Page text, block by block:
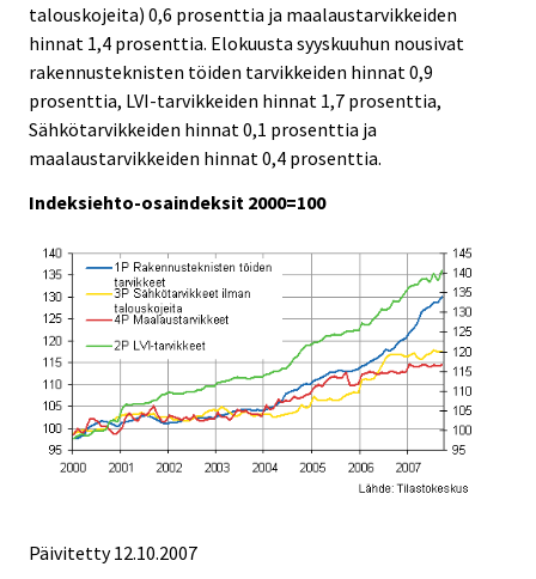
talouskojeita) 0,6 prosenttia ja maalaustarvikkeiden
hinnat 1,4 prosenttia. Elokuusta syyskuuhun nousivat
rakennusteknisten töiden tarvikkeiden hinnat 0,9
prosenttia, LVI-tarvikkeiden hinnat 1,7 prosenttia,
Sähkötarvikkeiden hinnat 0,1 prosenttia ja
maalaustarvikkeiden hinnat 0,4 prosenttia.
Indeksiehto-osaindeksit 2000=100
Päivitetty12.10.2007